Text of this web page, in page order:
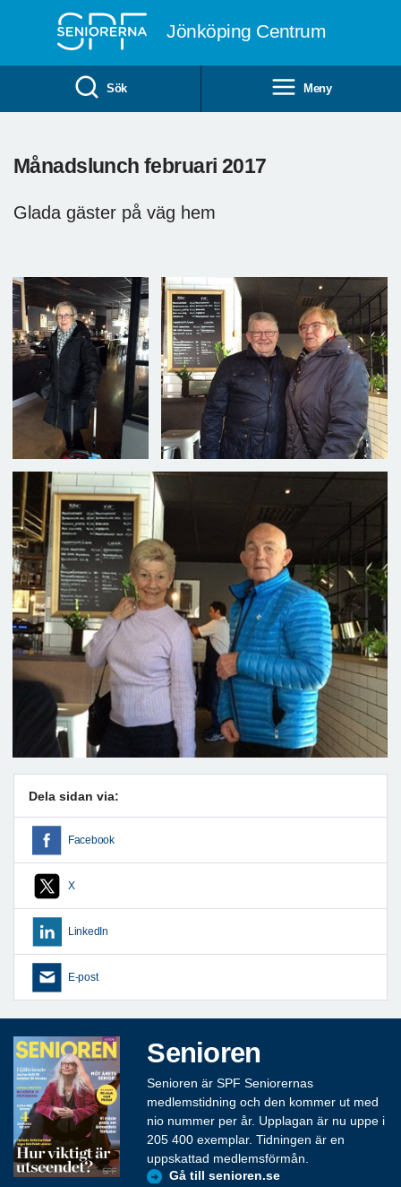
Jönköping Centrum
Sök Meny
Månadslunch februari 2017
Glada gäster på väg hem
Dela sidan via:
Facebook
X
LinkedIn
E-post
Senioren
Senioren är SPF Seniorernas
medlemstidning och den kommer ut med
nio nummer per år. Upplagan är nu uppe i
205 400 exemplar. Tidningen är en
uppskattad medlemsförmån.
Gå till senioren.se